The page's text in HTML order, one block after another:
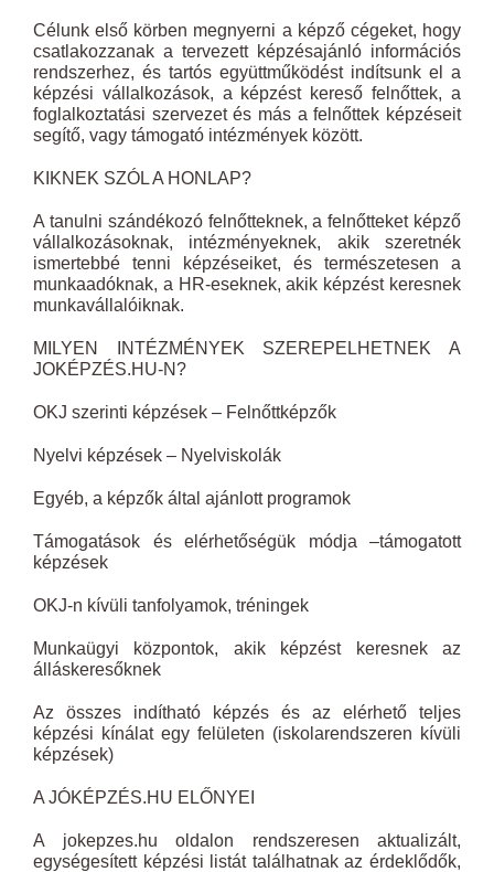
Célunk első körben megnyerni a képző cégeket, hogy
csatlakozzanak a tervezett képzésajánló információs
rendszerhez, és tartós együttműködést indítsunk el a
képzési vállalkozások, a képzést kereső felnőttek, a
foglalkoztatási szervezet és más a felnőttek képzéseit
segítő, vagy támogató intézmények között.
KIKNEK SZÓL A HONLAP?
A tanulni szándékozó felnőtteknek, a felnőtteket képző
vállalkozásoknak, intézményeknek, akik szeretnék
ismertebbé tenni képzéseiket, és természetesen a
munkaadóknak, a HR-eseknek, akik képzést keresnek
munkavállalóiknak.
MILYEN INTÉZMÉNYEK SZEREPELHETNEK A
JOKÉPZÉS.HU-N?
OKJ szerinti képzések – Felnőttképzők
Nyelvi képzések – Nyelviskolák
Egyéb, a képzők által ajánlott programok
Támogatások és elérhetőségük módja –támogatott
képzések
OKJ-n kívüli tanfolyamok, tréningek
Munkaügyi központok, akik képzést keresnek az
álláskeresőknek
Az összes indítható képzés és az elérhető teljes
képzési kínálat egy felületen (iskolarendszeren kívüli
képzések)
A JÓKÉPZÉS.HU ELŐNYEI
A jokepzes.hu oldalon rendszeresen aktualizált,
egységesített képzési listát találhatnak az érdeklődők,